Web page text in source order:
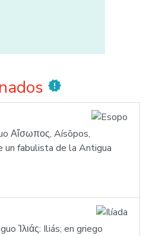
new_releases
Αἴσωπος, Aísōpos,
un fabulista de la Antigua
Ἰλιάς: Iliás; en griego